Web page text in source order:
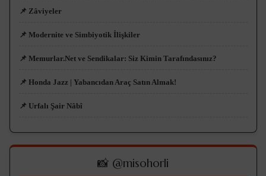
📌 Zâviyeler
📌 Modernite ve Simbiyotik İlişkiler
📌 Memurlar.Net ve Sendikalar: Siz Kimin Tarafındasınız?
📌 Honda Jazz | Yabancıdan Araç Satın Almak!
📌 Urfalı Şair Nâbî
📸 @misohorli